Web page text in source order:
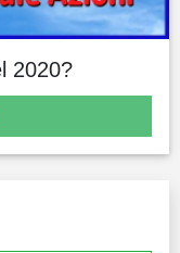
2020?